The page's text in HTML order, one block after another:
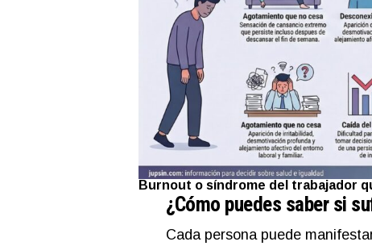
Burnout o síndrome del trabajador
¿Cómo puedes saber si
Cada persona puede